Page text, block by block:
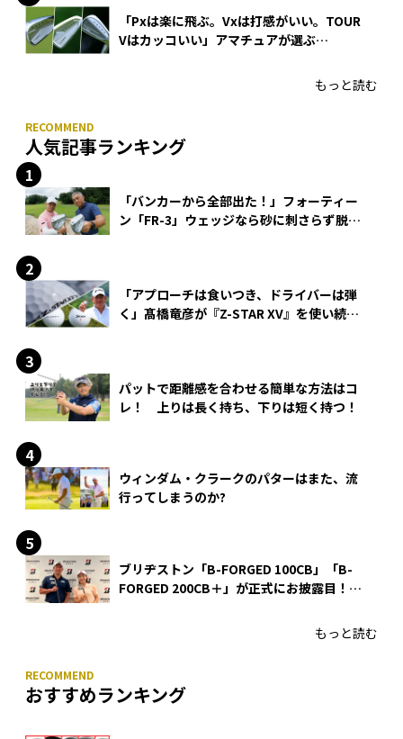
「Pxは楽に飛ぶ。Vxは打感がいい。TOUR
Vはカッコいい」アマチュアが選ぶ
もっと読む
人気記事ランキング
「バンカーから全部出た！」フォーティー
ン「FR-3」ウェッジなら砂に刺さらず脱出
「アプローチは食いつき、ドライバーは弾
く」髙橋竜彦が『Z-STAR XV』を使い続け
パットで距離感を合わせる簡単な方法はコ
レ！ 上りは長く持ち、下りは短く持つ！
ウィンダム・クラークのパターはまた、流
行ってしまうのか?
ブリヂストン「B-FORGED 100CB」「B-
FORGED 200CB＋」が正式にお披露目！
もっと読む
おすすめランキング